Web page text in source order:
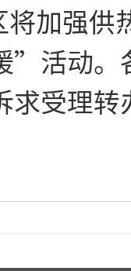
加强供
活动。
求受理